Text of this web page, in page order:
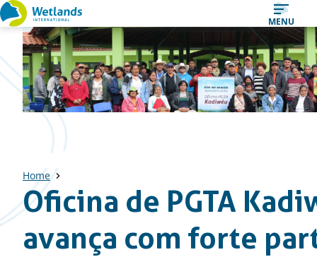
Straight
to
content
MENU
Home
Oficina de PGTA
avança com forte